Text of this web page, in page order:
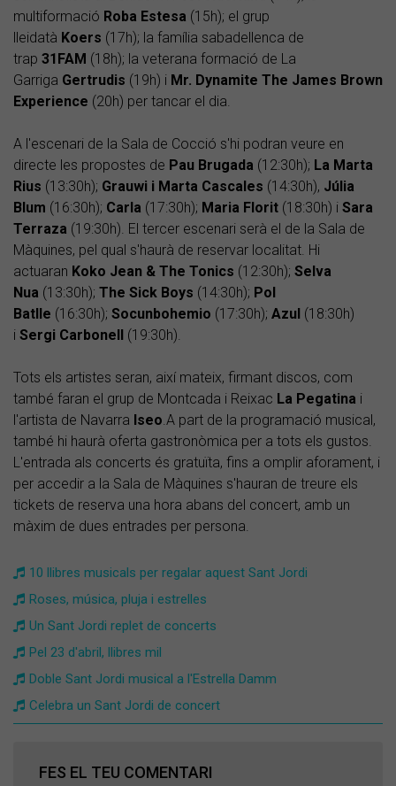
multiformació Roba Estesa (15h); el grup
lleidatà Koers (17h); la família sabadellenca de
trap 31FAM (18h); la veterana formació de La
Garriga Gertrudis (19h) i Mr. Dynamite The James Brown
Experience (20h) per tancar el dia.
A l'escenari de la Sala de Cocció s'hi podran veure en
directe les propostes de Pau Brugada (12:30h); La Marta
Rius (13:30h); Grauwi i Marta Cascales (14:30h), Júlia
Blum (16:30h); Carla (17:30h); Maria Florit (18:30h) i Sara
Terraza (19:30h). El tercer escenari serà el de la Sala de
Màquines, pel qual s'haurà de reservar localitat. Hi
actuaran Koko Jean & The Tonics (12:30h); Selva
Nua (13:30h); The Sick Boys (14:30h); Pol
Batlle (16:30h); Socunbohemio (17:30h); Azul (18:30h)
i Sergi Carbonell (19:30h).
Tots els artistes seran, així mateix, firmant discos, com
també faran el grup de Montcada i Reixac La Pegatina i
l'artista de Navarra Iseo.A part de la programació musical,
també hi haurà oferta gastronòmica per a tots els gustos.
L'entrada als concerts és gratuïta, fins a omplir aforament, i
per accedir a la Sala de Màquines s'hauran de treure els
tickets de reserva una hora abans del concert, amb un
màxim de dues entrades per persona.
10 llibres musicals per regalar aquest Sant Jordi
Roses, música, pluja i estrelles
Un Sant Jordi replet de concerts
Pel 23 d'abril, llibres mil
Doble Sant Jordi musical a l'Estrella Damm
Celebra un Sant Jordi de concert
FES EL TEU COMENTARI